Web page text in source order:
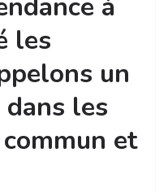
les
un
les
et